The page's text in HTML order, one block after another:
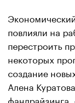
повлияли на
перестроить
некоторых
создание
Алена